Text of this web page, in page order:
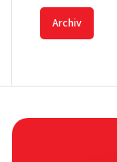
Archiv